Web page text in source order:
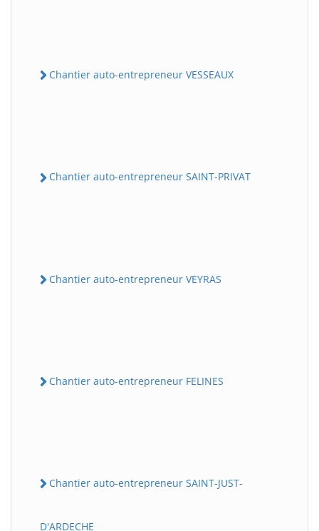
Chantier auto-entrepreneur VESSEAUX
Chantier auto-entrepreneur SAINT-PRIVAT
Chantier auto-entrepreneur VEYRAS
Chantier auto-entrepreneur FELINES
Chantier auto-entrepreneur SAINT-JUST-
D'ARDECHE